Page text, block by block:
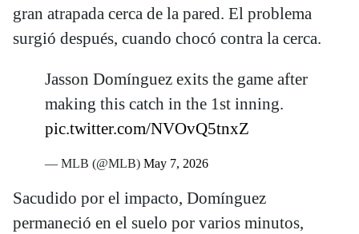
gran atrapada cerca de la pared. El problema
surgió después, cuando chocó contra la cerca.
Jasson Domínguez exits the game after
making this catch in the 1st inning.
pic.twitter.com/NVOvQ5tnxZ
— MLB (@MLB) May 7, 2026
Sacudido por el impacto, Domínguez
permaneció en el suelo por varios minutos,